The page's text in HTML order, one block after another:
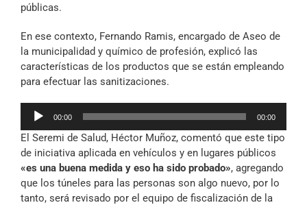
públicas.
En ese contexto, Fernando Ramis, encargado de Aseo de
la municipalidad y químico de profesión, explicó las
características de los productos que se están empleando
para efectuar las sanitizaciones.
Reproductor
audio
00:00 00:00
El Seremi de Salud, Héctor Muñoz, comentó que este tipo
de iniciativa aplicada en vehículos y en lugares públicos
«es una buena medida y eso ha sido probado», agregando
que los túneles para las personas son algo nuevo, por lo
tanto, será revisado por el equipo de fiscalización de la